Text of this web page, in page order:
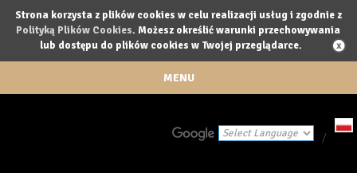
Strona korzysta z plików cookies w celu realizacji usług i zgodnie z
Polityką Plików Cookies. Możesz określić warunki przechowywania
lub dostępu do plików cookies w Twojej przeglądarce.
MENU
/